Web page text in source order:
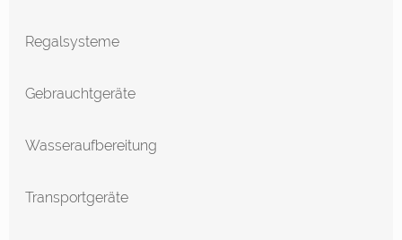
Regalsysteme
Gebrauchtgeräte
Wasseraufbereitung
Transportgeräte